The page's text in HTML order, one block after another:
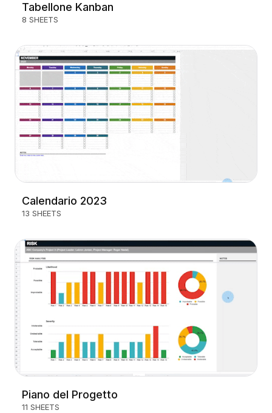
Tabellone Kanban
8 SHEETS
Calendario 2023
13 SHEETS
Piano del Progetto
11 SHEETS